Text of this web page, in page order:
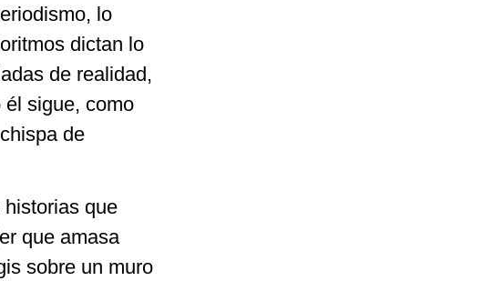
lo
dictan lo
de realidad,
sigue, como
de
que
que amasa
sobre un muro